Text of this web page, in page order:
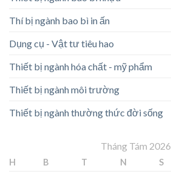
Thí bị ngành bao bì in ấn
Dụng cụ - Vật tư tiêu hao
Thiết bị ngành hóa chất - mỹ phẩm
Thiết bị ngành môi trường
Thiết bị ngành thường thức đời sống
Tháng Tám 2026
H B T N S